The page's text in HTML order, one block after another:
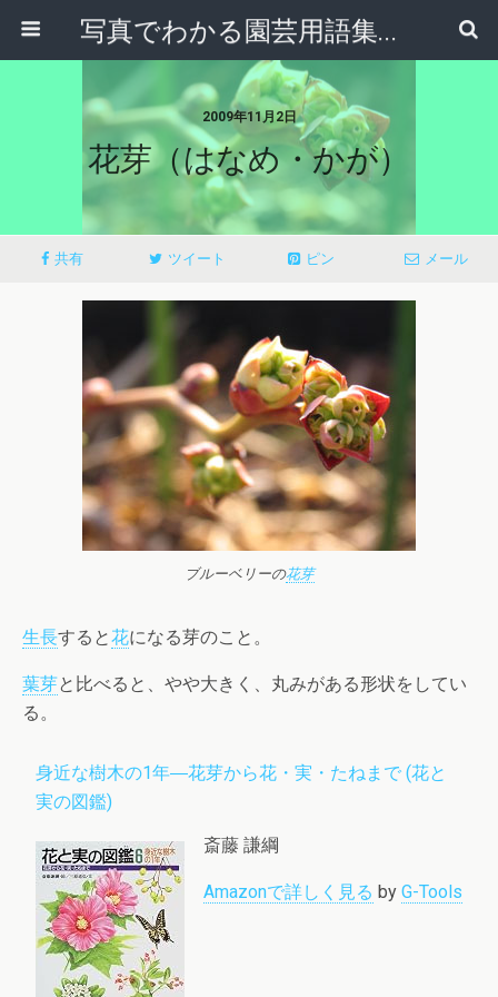
写真でわかる園芸用語集｜見て納得！かんたんガーデニング用語辞典
2009年11月2日
花芽（はなめ・かが）
共有 ツイート ピン メール
ブルーベリーの花芽
生長すると花になる芽のこと。
葉芽と比べると、やや大きく、丸みがある形状をしてい
る。
身近な樹木の1年―花芽から花・実・たねまで (花と
実の図鑑)
斎藤 謙綱
Amazonで詳しく見る by G-Tools